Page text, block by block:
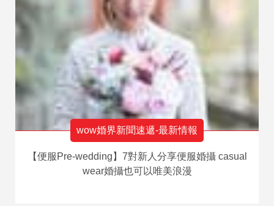
wow婚界新聞速遞-最新情報
【便服Pre-wedding】7對新人分享便服婚攝 casual
wear婚攝也可以唯美浪漫